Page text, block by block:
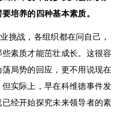
培养的四种基本素质。
挑战，各组织都在问自己，
素质才能茁壮成长。这很容
局势的回应，更不用说现在
实际上，早在科维德事件发
经开始探究未来领导者的素